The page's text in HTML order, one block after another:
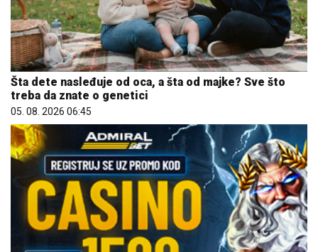
Šta dete nasleđuje od oca, a šta od majke? Sve što
treba da znate o genetici
05. 08. 2026 06:45